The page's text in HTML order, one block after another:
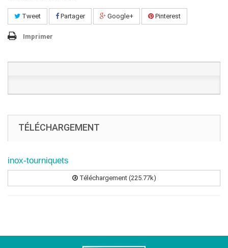
Tweet Partager Google+ Pinterest
Imprimer
TÉLÉCHARGEMENT
inox-tourniquets
Téléchargement (225.77k)